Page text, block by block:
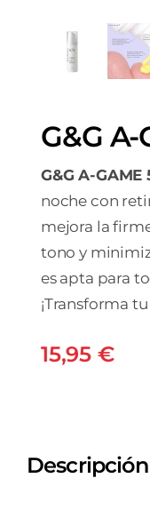
G&G
G&G A-GAME
noche con
mejora la
tono y
es apta para
¡Transforma
15,95 €